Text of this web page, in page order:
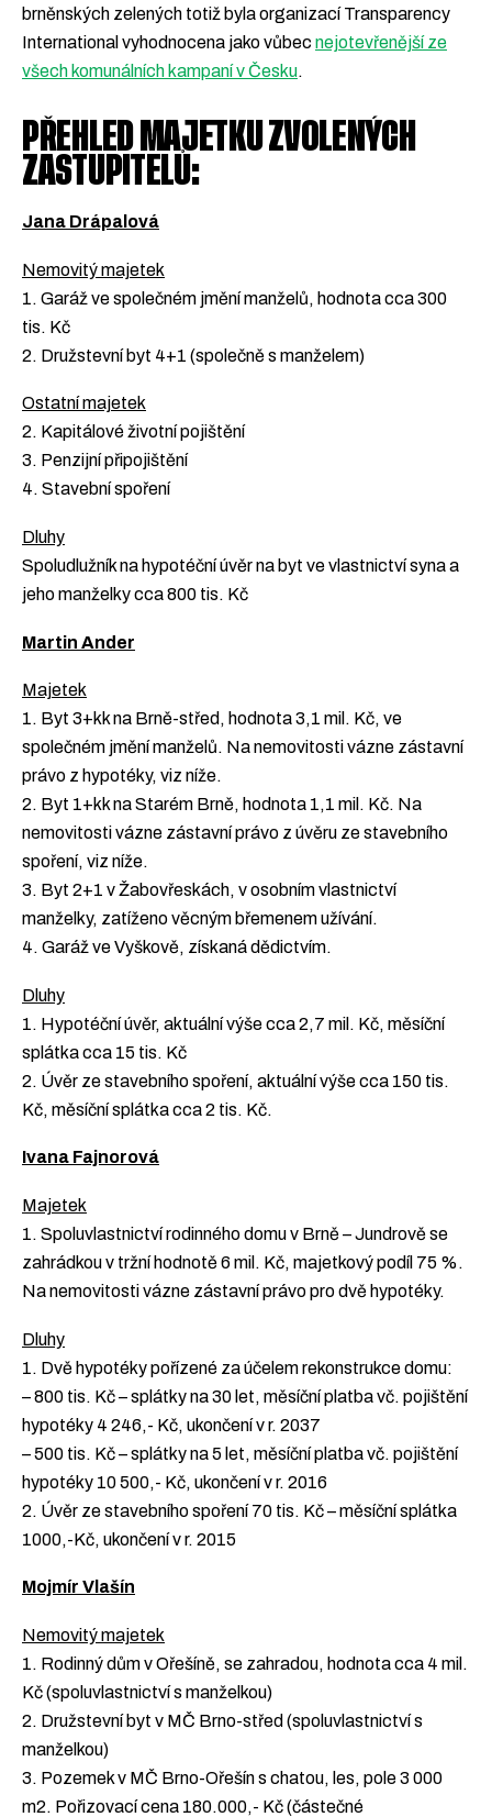
brněnských zelených totiž byla organizací Transparency
International vyhodnocena jako vůbec nejotevřenější ze
všech komunálních kampaní v Česku.
PŘEHLED MAJETKU ZVOLENÝCH
ZASTUPITELŮ:
Jana Drápalová
Nemovitý majetek
1. Garáž ve společném jmění manželů, hodnota cca 300
tis. Kč
2. Družstevní byt 4+1 (společně s manželem)
Ostatní majetek
2. Kapitálové životní pojištění
3. Penzijní připojištění
4. Stavební spoření
Dluhy
Spoludlužník na hypotéční úvěr na byt ve vlastnictví syna a
jeho manželky cca 800 tis. Kč
Martin Ander
Majetek
1. Byt 3+kk na Brně-střed, hodnota 3,1 mil. Kč, ve
společném jmění manželů. Na nemovitosti vázne zástavní
právo z hypotéky, viz níže.
2. Byt 1+kk na Starém Brně, hodnota 1,1 mil. Kč. Na
nemovitosti vázne zástavní právo z úvěru ze stavebního
spoření, viz níže.
3. Byt 2+1 v Žabovřeskách, v osobním vlastnictví
manželky, zatíženo věcným břemenem užívání.
4. Garáž ve Vyškově, získaná dědictvím.
Dluhy
1. Hypotéční úvěr, aktuální výše cca 2,7 mil. Kč, měsíční
splátka cca 15 tis. Kč
2. Úvěr ze stavebního spoření, aktuální výše cca 150 tis.
Kč, měsíční splátka cca 2 tis. Kč.
Ivana Fajnorová
Majetek
1. Spoluvlastnictví rodinného domu v Brně – Jundrově se
zahrádkou v tržní hodnotě 6 mil. Kč, majetkový podíl 75 %.
Na nemovitosti vázne zástavní právo pro dvě hypotéky.
Dluhy
1. Dvě hypotéky pořízené za účelem rekonstrukce domu:
– 800 tis. Kč – splátky na 30 let, měsíční platba vč. pojištění
hypotéky 4 246,- Kč, ukončení v r. 2037
– 500 tis. Kč – splátky na 5 let, měsíční platba vč. pojištění
hypotéky 10 500,- Kč, ukončení v r. 2016
2. Úvěr ze stavebního spoření 70 tis. Kč – měsíční splátka
1000,-Kč, ukončení v r. 2015
Mojmír Vlašín
Nemovitý majetek
1. Rodinný dům v Ořešíně, se zahradou, hodnota cca 4 mil.
Kč (spoluvlastnictví s manželkou)
2. Družstevní byt v MČ Brno-střed (spoluvlastnictví s
manželkou)
3. Pozemek v MČ Brno-Ořešín s chatou, les, pole 3 000
m2. Pořizovací cena 180.000,- Kč (částečné